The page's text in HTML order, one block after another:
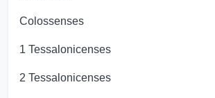
Colossenses
1 Tessalonicenses
2 Tessalonicenses